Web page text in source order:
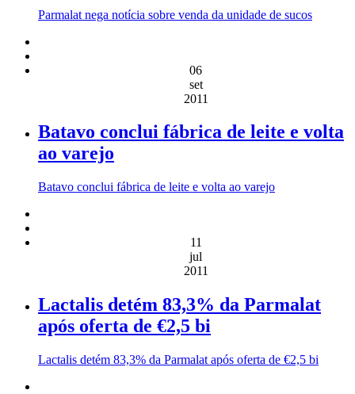
Parmalat nega notícia sobre venda da unidade de sucos
06
set
2011
Batavo conclui fábrica de leite e volta
ao varejo
Batavo conclui fábrica de leite e volta ao varejo
11
jul
2011
Lactalis detém 83,3% da Parmalat
após oferta de €2,5 bi
Lactalis detém 83,3% da Parmalat após oferta de €2,5 bi